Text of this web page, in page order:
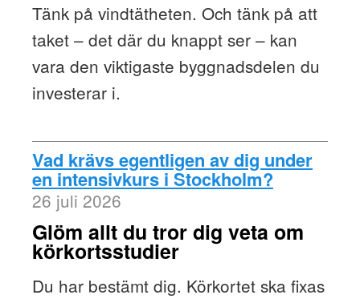
Tänk på vindtätheten. Och tänk på att
taket – det där du knappt ser – kan
vara den viktigaste byggnadsdelen du
investerar i.
Vad krävs egentligen av dig under
en intensivkurs i Stockholm?
26 juli 2026
Glöm allt du tror dig veta om
körkortsstudier
Du har bestämt dig. Körkortet ska fixas